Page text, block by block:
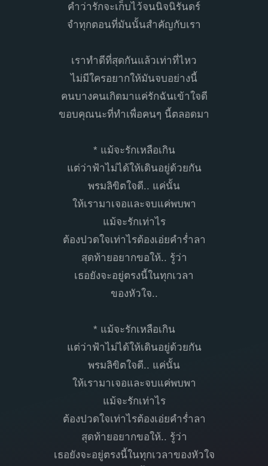
คำว่ารักจะเก็บไว้จนนิจนิรันดร์
จำทุกตอนที่มันนั้นสำคัญกับเรา
เราทำดีที่สุดกันแล้วเท่าที่ไหว
ไม่มีใครอยากให้มันจบอย่างนี้
คนบางคนเกิดมาแค่รักฉันเข้าใจดี
ขอบคุณนะที่ทำเพื่อคนๆ นี้ตลอดมา
* แม้จะรักเหลือเกิน
แต่ว่าฟ้าไม่ได้ให้เดินอยู่ด้วยกัน
พรมลิขิตใจดี.. แค่นั้น
ให้เรามาเจอและจบแค่พบพา
แม้จะรักเท่าไร
ต้องปวดใจเท่าไรต้องเอ่ยคำร่ำลา
สุดท้ายอยากขอให้.. รู้ว่า
เธอยังจะอยู่ตรงนี้ในทุกเวลา
ของหัวใจ..
* แม้จะรักเหลือเกิน
แต่ว่าฟ้าไม่ได้ให้เดินอยู่ด้วยกัน
พรมลิขิตใจดี.. แค่นั้น
ให้เรามาเจอและจบแค่พบพา
แม้จะรักเท่าไร
ต้องปวดใจเท่าไรต้องเอ่ยคำร่ำลา
สุดท้ายอยากขอให้.. รู้ว่า
เธอยังจะอยู่ตรงนี้ในทุกเวลาของหัวใจ